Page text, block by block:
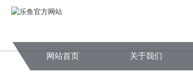
网站首页 关于我们